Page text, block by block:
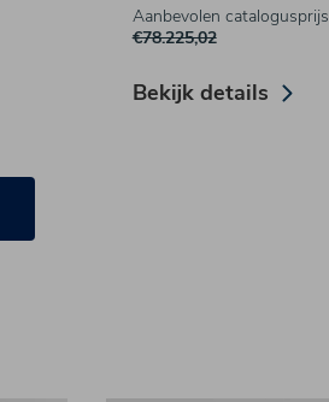
Aanbevolen catalogusprijs
€78.225,02
Bekijk details